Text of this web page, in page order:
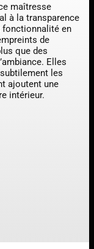
maîtresse
à la transparence
fonctionnalité en
de
que des
Elles
les
ajoutent une
intérieur.